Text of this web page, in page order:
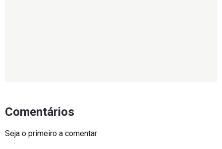
Comentários
Seja o primeiro a comentar